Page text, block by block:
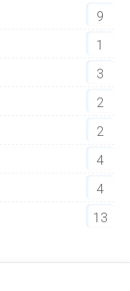
9
1
3
2
2
4
4
13